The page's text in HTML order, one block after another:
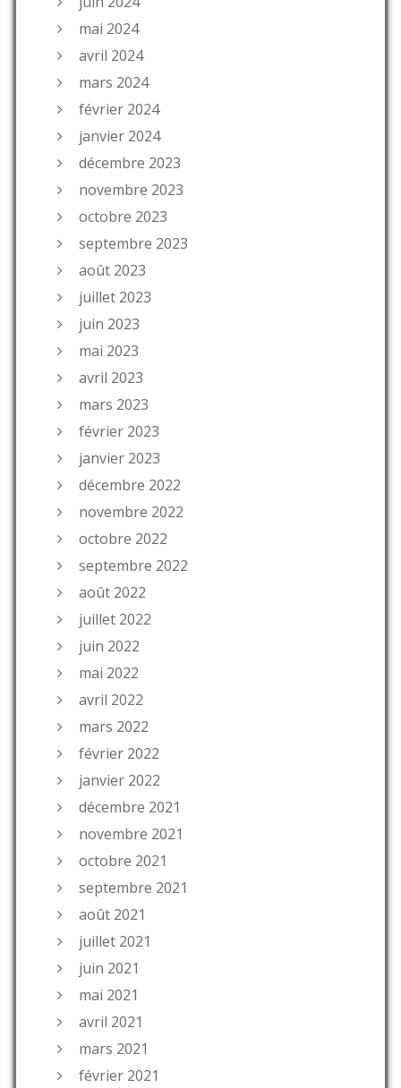
mai 2024
avril 2024
mars 2024
février 2024
janvier 2024
décembre 2023
novembre 2023
octobre 2023
septembre 2023
août 2023
juillet 2023
juin 2023
mai 2023
avril 2023
mars 2023
février 2023
janvier 2023
décembre 2022
novembre 2022
octobre 2022
septembre 2022
août 2022
juillet 2022
juin 2022
mai 2022
avril 2022
mars 2022
février 2022
janvier 2022
décembre 2021
novembre 2021
octobre 2021
septembre 2021
août 2021
juillet 2021
juin 2021
mai 2021
avril 2021
mars 2021
février 2021